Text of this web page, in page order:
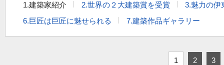
1.建築家紹介 2.世界の２大建築賞を受賞
3.魅力の伊
6.巨匠は巨匠に魅せられる
7.建築作品ギャラリー
1 2 3